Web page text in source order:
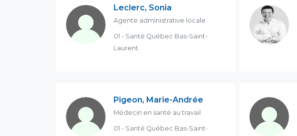
Leclerc, Sonia
Agente administrative locale
01 - Santé Québec Bas-Saint-
Laurent
Pigeon, Marie-Andrée
Médecin en santé au travail
01 - Santé Québec Bas-Saint-